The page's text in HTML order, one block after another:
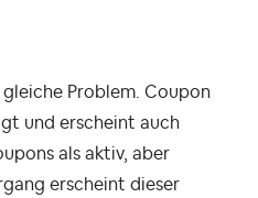
gleiche Problem. Coupon
und erscheint auch
als aktiv, aber
erscheint dieser